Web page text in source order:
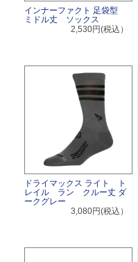
インナーファクト 足袋型
ミドル丈 ソックス
2,530円(税込）
ドライマックス ライト ト
レイル ラン クルー丈 ダ
ークグレー
3,080円(税込）